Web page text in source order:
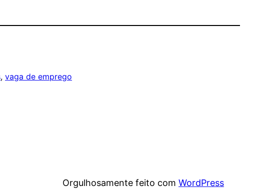
, vaga de emprego
Orgulhosamente feito com WordPress